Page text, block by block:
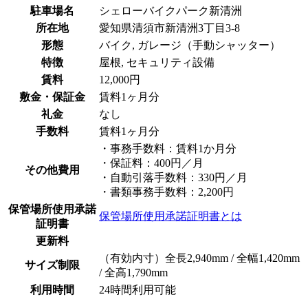
駐車場名
シェローバイクパーク新清洲
所在地
愛知県清須市新清洲3丁目3-8
形態
バイク, ガレージ（手動シャッター）
特徴
屋根, セキュリティ設備
賃料
12,000円
敷金・保証金
賃料1ヶ月分
礼金
なし
手数料
賃料1ヶ月分
その他費用
・事務手数料：賃料1か月分
・保証料：400円／月
・自動引落手数料：330円／月
・書類事務手数料：2,200円
保管場所使用承諾
証明書
保管場所使用承諾証明書とは
更新料
サイズ制限
（有効内寸）全長2,940mm / 全幅1,420mm
/ 全高1,790mm
利用時間
24時間利用可能